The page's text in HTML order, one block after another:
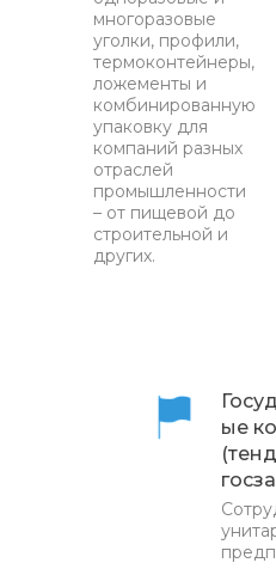
многоразовые
уголки, профили,
термоконтейнеры,
ложементы и
комбинированную
упаковку для
компаний разных
отраслей
промышленности
– от пищевой до
строительной и
других.
ые